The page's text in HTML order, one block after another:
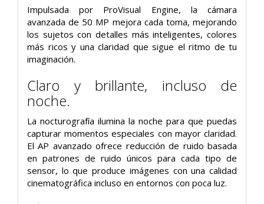
Impulsada por ProVisual Engine, la cámara
avanzada de 50 MP mejora cada toma, mejorando
los sujetos con detalles más inteligentes, colores
más ricos y una claridad que sigue el ritmo de tu
imaginación.
Claro y brillante, incluso de
noche.
La nocturografía ilumina la noche para que puedas
capturar momentos especiales con mayor claridad.
El AP avanzado ofrece reducción de ruido basada
en patrones de ruido únicos para cada tipo de
sensor, lo que produce imágenes con una calidad
cinematográfica incluso en entornos con poca luz.